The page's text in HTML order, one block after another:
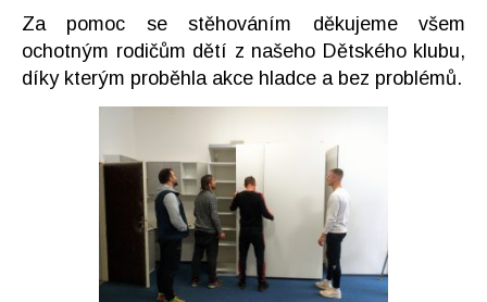
Za pomoc se stěhováním děkujeme všem
ochotným rodičům dětí z našeho Dětského klubu,
díky kterým proběhla akce hladce a bez problémů.